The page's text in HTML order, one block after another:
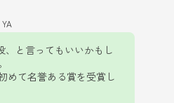
、と言ってもいいかもし
めて名誉ある賞を受賞し